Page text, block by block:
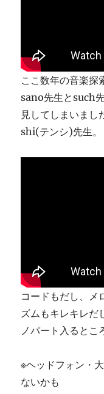
ここ数年の音楽
sano先生とsuch
見してしまいま
shi(テンシ)先生。
コードもだし、メ
ズムもキレキレだ
ノパート入るとこ
※ヘッドフォン・
ないかも